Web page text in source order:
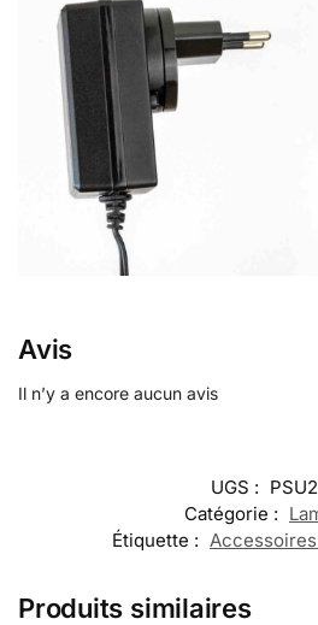
Avis
Il n’y a encore aucun avis
UGS :
Catégorie :
Étiquette :
Produits similaires